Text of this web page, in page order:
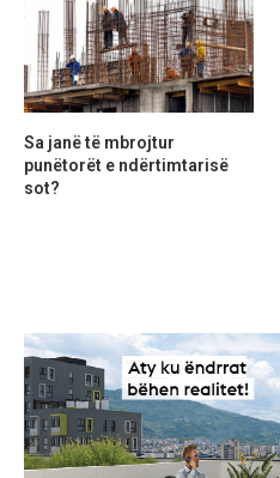
Sa janë të mbrojtur
punëtorët e ndërtimtarisë
sot?